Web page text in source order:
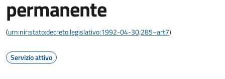
permanente
(urn:nir:stato:decreto.legislativo:1992-04-30;285~art7)
Servizio attivo